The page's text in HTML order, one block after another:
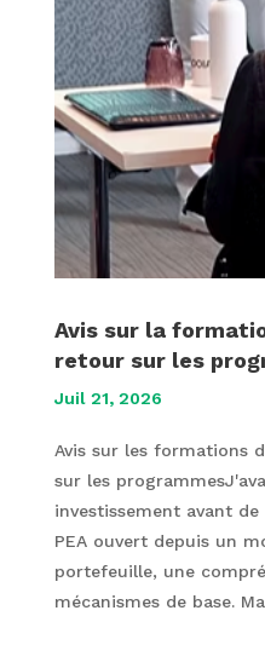
Avis sur la
retour sur les
Juil 21, 2026
Avis sur les formations
sur les
investissement avant
PEA ouvert depuis un
portefeuille, une
mécanismes de base.